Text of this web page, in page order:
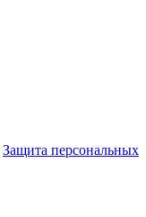
Защита персональных